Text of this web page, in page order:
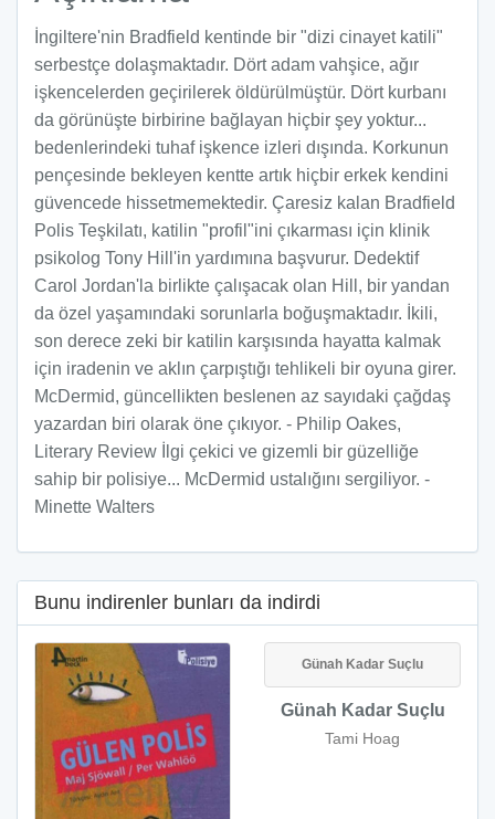
İngiltere'nin Bradfield kentinde bir "dizi cinayet katili"
serbestçe dolaşmaktadır. Dört adam vahşice, ağır
işkencelerden geçirilerek öldürülmüştür. Dört kurbanı
da görünüşte birbirine bağlayan hiçbir şey yoktur...
bedenlerindeki tuhaf işkence izleri dışında. Korkunun
pençesinde bekleyen kentte artık hiçbir erkek kendini
güvencede hissetmemektedir. Çaresiz kalan Bradfield
Polis Teşkilatı, katilin "profil"ini çıkarması için klinik
psikolog Tony Hill'in yardımına başvurur. Dedektif
Carol Jordan'la birlikte çalışacak olan Hill, bir yandan
da özel yaşamındaki sorunlarla boğuşmaktadır. İkili,
son derece zeki bir katilin karşısında hayatta kalmak
için iradenin ve aklın çarpıştığı tehlikeli bir oyuna girer.
McDermid, güncellikten beslenen az sayıdaki çağdaş
yazardan biri olarak öne çıkıyor. - Philip Oakes,
Literary Review İlgi çekici ve gizemli bir güzelliğe
sahip bir polisiye... McDermid ustalığını sergiliyor. -
Minette Walters
Bunu indirenler bunları da indirdi
Günah Kadar Suçlu
Günah Kadar Suçlu
Tami Hoag